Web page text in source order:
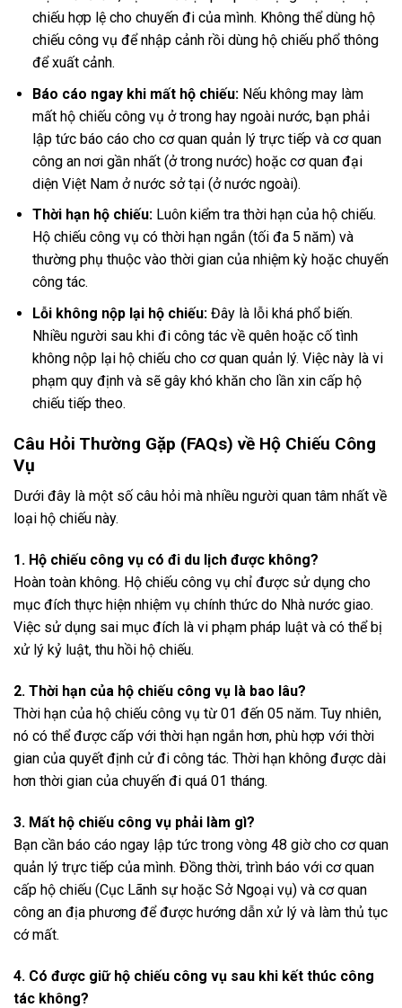
chiếu hợp lệ cho chuyến đi của mình. Không thể dùng hộ
chiếu công vụ để nhập cảnh rồi dùng hộ chiếu phổ thông
để xuất cảnh.
Báo cáo ngay khi mất hộ chiếu:Nếu không may làm
mất hộ chiếu công vụ ở trong hay ngoài nước, bạn phải
lập tức báo cáo cho cơ quan quản lý trực tiếp và cơ quan
công an nơi gần nhất (ở trong nước) hoặc cơ quan đại
diện Việt Nam ở nước sở tại (ở nước ngoài).
Thời hạn hộ chiếu:Luôn kiểm tra thời hạn của hộ chiếu.
Hộ chiếu công vụ có thời hạn ngắn (tối đa 5 năm) và
thường phụ thuộc vào thời gian của nhiệm kỳ hoặc chuyến
công tác.
Lỗi không nộp lại hộ chiếu:Đây là lỗi khá phổ biến.
Nhiều người sau khi đi công tác về quên hoặc cố tình
không nộp lại hộ chiếu cho cơ quan quản lý. Việc này là vi
phạm quy định và sẽ gây khó khăn cho lần xin cấp hộ
chiếu tiếp theo.
Câu Hỏi Thường Gặp (FAQs) về Hộ Chiếu Công
Vụ
Dưới đây là một số câu hỏi mà nhiều người quan tâm nhất về
loại hộ chiếu này.
1. Hộ chiếu công vụ có đi du lịch được không?
Hoàn toàn không. Hộ chiếu công vụ chỉ được sử dụng cho
mục đích thực hiện nhiệm vụ chính thức do Nhà nước giao.
Việc sử dụng sai mục đích là vi phạm pháp luật và có thể bị
xử lý kỷ luật, thu hồi hộ chiếu.
2. Thời hạn của hộ chiếu công vụ là bao lâu?
Thời hạn của hộ chiếu công vụ từ 01 đến 05 năm. Tuy nhiên,
nó có thể được cấp với thời hạn ngắn hơn, phù hợp với thời
gian của quyết định cử đi công tác. Thời hạn không được dài
hơn thời gian của chuyến đi quá 01 tháng.
3. Mất hộ chiếu công vụ phải làm gì?
Bạn cần báo cáo ngay lập tức trong vòng 48 giờ cho cơ quan
quản lý trực tiếp của mình. Đồng thời, trình báo với cơ quan
cấp hộ chiếu (Cục Lãnh sự hoặc Sở Ngoại vụ) và cơ quan
công an địa phương để được hướng dẫn xử lý và làm thủ tục
cớ mất.
4. Có được giữ hộ chiếu công vụ sau khi kết thúc công
tác không?